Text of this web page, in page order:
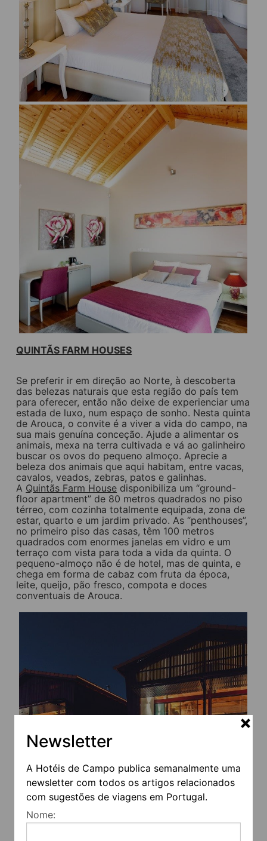
Newsletter
A Hotéis de Campo publica semanalmente uma
newsletter com todos os artigos relacionados
com sugestões de viagens em Portugal.
Nome:
QUINTÃS FARM HOUSES
Se preferir ir em direção ao Norte, à descoberta
das belezas naturais que esta região do país tem
para oferecer, então não deixe de experienciar uma
estada de luxo, num espaço de sonho. Nesta quinta
de Arouca, o convite é a viver a vida do campo, na
sua mais genuína conceção. Ajude a alimentar os
animais, mexa na terra cultivada e vá ao galinheiro
buscar os ovos do pequeno almoço. Aprecie a
beleza dos animais que aqui habitam, entre vacas,
cavalos, veados, zebras, patos e galinhas.
A Quintãs Farm House disponibiliza um “ground-
floor apartment” de 80 metros quadrados no piso
térreo, com cozinha totalmente equipada, zona de
estar, quarto e um jardim privado. As “penthouses”,
no primeiro piso das casas, têm 100 metros
quadrados com enormes janelas em vidro e um
terraço com vista para toda a vida da quinta. O
pequeno-almoço não é de hotel, mas de quinta, e
chega em forma de cabaz com fruta da época,
leite, queijo, pão fresco, compota e doces
conventuais de Arouca.